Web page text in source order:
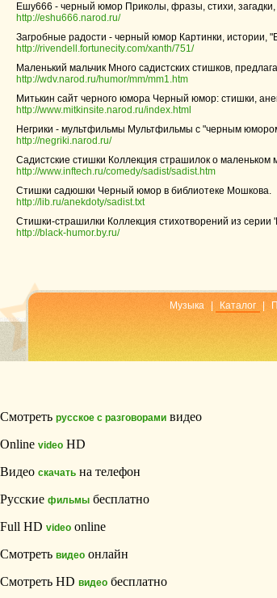
Ешу666 - черный юмор Приколы, фразы, стихи,
http://eshu666.narod.ru/
Загробные радости - черный юмор Картинки, истории,
http://rivendell.fortunecity.com/xanth/751/
Маленький мальчик Много садистских стишков,
http://wdv.narod.ru/humor/mm/mm1.htm
Митькин сайт черного юмора Черный юмор: стишки,
http://www.mitkinsite.narod.ru/index.html
Негрики - мультфильмы Мультфильмы с "черным
http://negriki.narod.ru/
Садистские стишки Коллекция страшилок о маленьком
http://www.inftech.ru/comedy/sadist/sadist.htm
Стишки садюшки Черный юмор в библиотеке Мошкова.
http://lib.ru/anekdoty/sadist.txt
Стишки-страшилки Коллекция стихотворений из серии
http://black-humor.by.ru/
Музыка Каталог
Смотреть русское с разговорами видео
Online video HD
Видео скачать на телефон
Русские фильмы бесплатно
Full HD video online
Смотреть видео онлайн
Смотреть HD видео бесплатно